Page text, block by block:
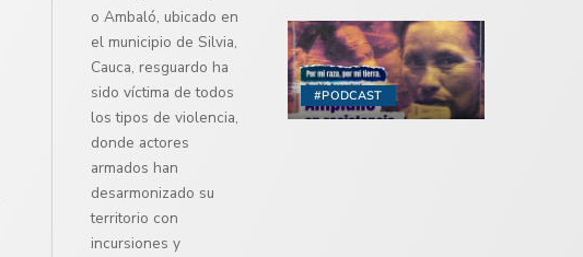
#PODCAST
o Ambaló, ubicado en
el municipio de Silvia,
Cauca, resguardo ha
sido víctima de todos
los tipos de violencia,
donde actores
armados han
desarmonizado su
territorio con
incursiones y